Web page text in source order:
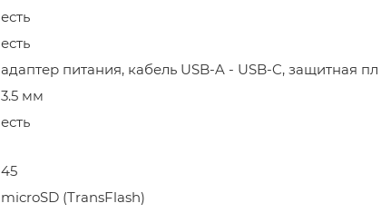
есть
есть
адаптер питания, кабель USB-A - USB-C, защитная пл
3.5 мм
есть
45
microSD (TransFlash)